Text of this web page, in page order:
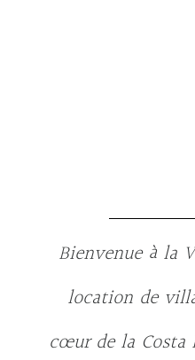
Bienvenue à la
location de
cœur de la Costa